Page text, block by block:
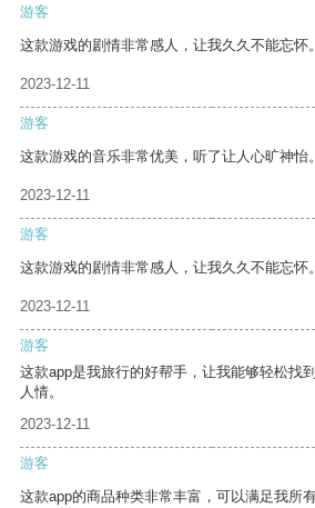
游客
这款游戏的剧情非常感人，让我久久不能忘怀。
2023-12-11
游客
这款游戏的音乐非常优美，听了让人心旷神怡。
2023-12-11
游客
这款游戏的剧情非常感人，让我久久不能忘怀。
2023-12-11
游客
这款app是我旅行的好帮手，让我能够轻松找
人情。
2023-12-11
游客
这款app的商品种类非常丰富，可以满足我所